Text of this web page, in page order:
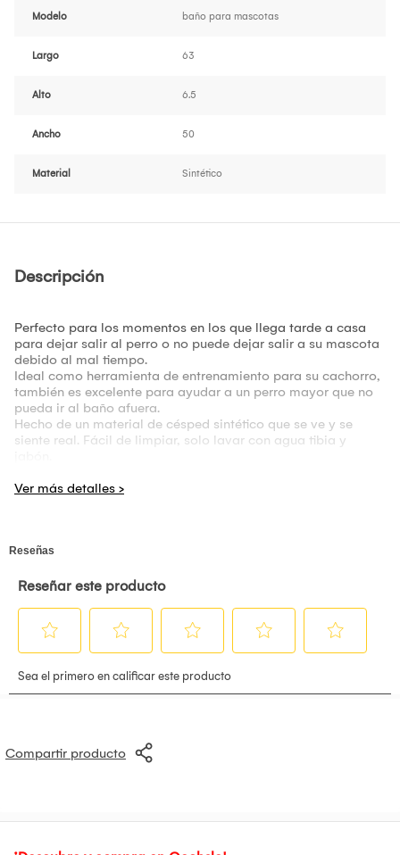
Modelo baño para mascotas
Largo 63
Alto 6.5
Ancho 50
Material Sintético
Descripción
Perfecto para los momentos en los que llega tarde a casa
para dejar salir al perro o no puede dejar salir a su mascota
debido al mal tiempo.
Ideal como herramienta de entrenamiento para su cachorro,
también es excelente para ayudar a un perro mayor que no
pueda ir al baño afuera.
Hecho de un material de césped sintético que se ve y se
siente real. Fácil de limpiar, solo lavar con agua tibia y
Compartir producto